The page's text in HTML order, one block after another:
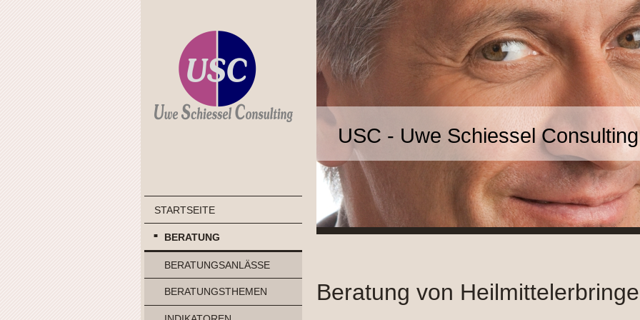
STARTSEITE
BERATUNG
BERATUNGSANLÄSSE
BERATUNGSTHEMEN
USC - Uwe Schiessel Consulting
Beratung von